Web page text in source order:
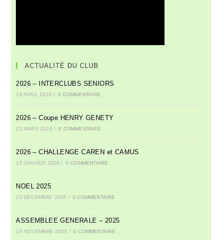
ACTUALITÉ DU CLUB
2026 – INTERCLUBS SENIORS
18 AVRIL 2026 / 0 COMMENTAIRE
2026 – Coupe HENRY GENETY
22 MARS 2026 / 0 COMMENTAIRE
2026 – CHALLENGE CAREN et CAMUS
18 JANVIER 2026 / 0 COMMENTAIRE
NOEL 2025
20 DÉCEMBRE 2025 / 0 COMMENTAIRE
ASSEMBLEE GENERALE – 2025
10 NOVEMBRE 2025 / 0 COMMENTAIRE